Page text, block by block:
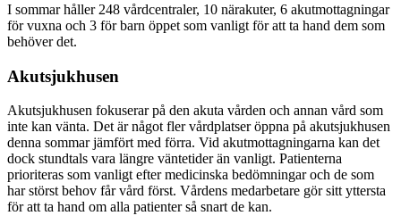
I sommar håller 248 vårdcentraler, 10 närakuter, 6 akutmottagningar
för vuxna och 3 för barn öppet som vanligt för att ta hand dem som
behöver det.
Akutsjukhusen
Akutsjukhusen fokuserar på den akuta vården och annan vård som
inte kan vänta. Det är något fler vårdplatser öppna på akutsjukhusen
denna sommar jämfört med förra. Vid akutmottagningarna kan det
dock stundtals vara längre väntetider än vanligt. Patienterna
prioriteras som vanligt efter medicinska bedömningar och de som
har störst behov får vård först. Vårdens medarbetare gör sitt yttersta
för att ta hand om alla patienter så snart de kan.